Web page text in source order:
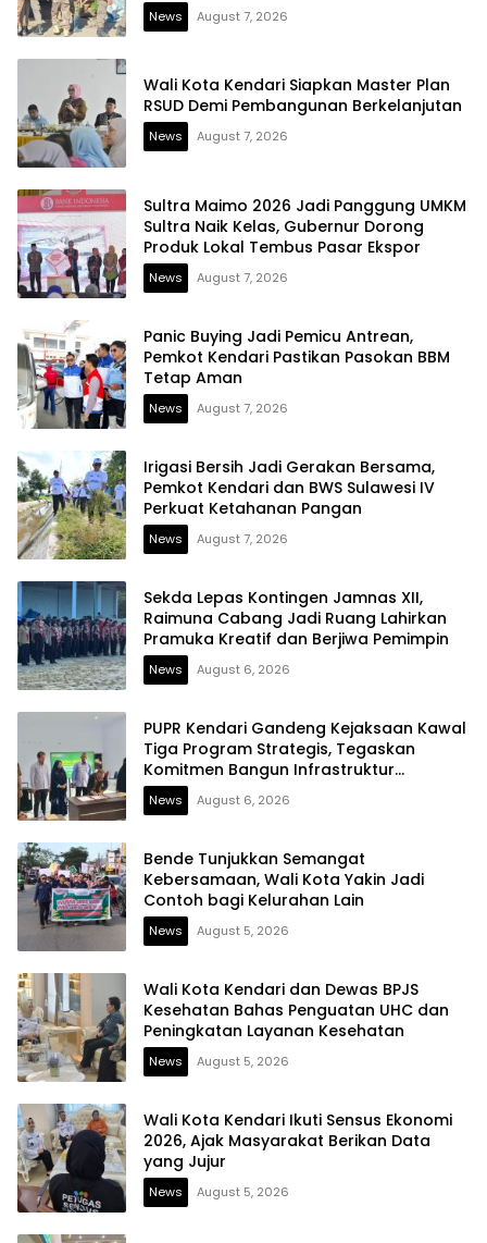
News August 7, 2026
Wali Kota Kendari Siapkan Master Plan
RSUD Demi Pembangunan Berkelanjutan
News August 7, 2026
Sultra Maimo 2026 Jadi Panggung UMKM
Sultra Naik Kelas, Gubernur Dorong
Produk Lokal Tembus Pasar Ekspor
News August 7, 2026
Panic Buying Jadi Pemicu Antrean,
Pemkot Kendari Pastikan Pasokan BBM
Tetap Aman
News August 7, 2026
Irigasi Bersih Jadi Gerakan Bersama,
Pemkot Kendari dan BWS Sulawesi IV
Perkuat Ketahanan Pangan
News August 7, 2026
Sekda Lepas Kontingen Jamnas XII,
Raimuna Cabang Jadi Ruang Lahirkan
Pramuka Kreatif dan Berjiwa Pemimpin
News August 6, 2026
PUPR Kendari Gandeng Kejaksaan Kawal
Tiga Program Strategis, Tegaskan
Komitmen Bangun Infrastruktur
Berintegritas
News August 6, 2026
Bende Tunjukkan Semangat
Kebersamaan, Wali Kota Yakin Jadi
Contoh bagi Kelurahan Lain
News August 5, 2026
Wali Kota Kendari dan Dewas BPJS
Kesehatan Bahas Penguatan UHC dan
Peningkatan Layanan Kesehatan
News August 5, 2026
Wali Kota Kendari Ikuti Sensus Ekonomi
2026, Ajak Masyarakat Berikan Data
yang Jujur
News August 5, 2026